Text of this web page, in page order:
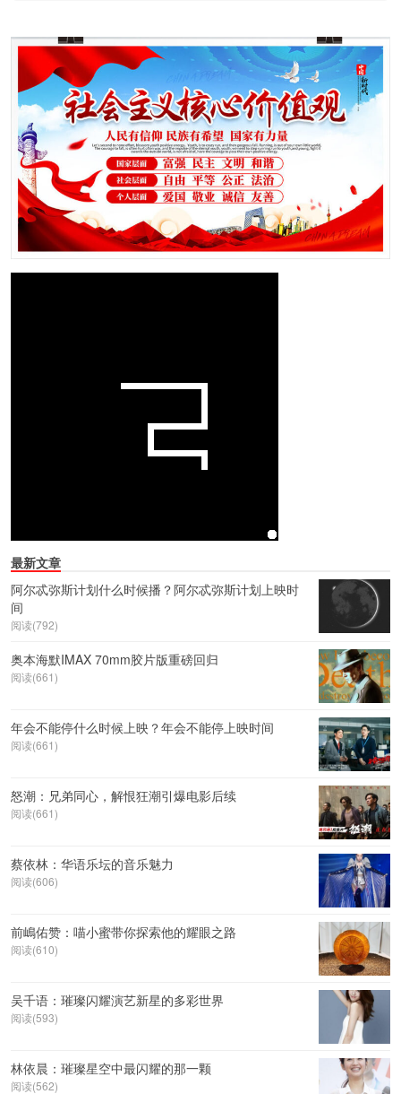
最新文章
阿尔忒弥斯计划什么时候播？阿尔忒弥斯计划上映时
间
阅读(792)
奥本海默IMAX 70mm胶片版重磅回归
阅读(661)
年会不能停什么时候上映？年会不能停上映时间
阅读(661)
怒潮：兄弟同心，解恨狂潮引爆电影后续
阅读(661)
蔡依林：华语乐坛的音乐魅力
阅读(606)
前嶋佑赞：喵小蜜带你探索他的耀眼之路
阅读(610)
吴千语：璀璨闪耀演艺新星的多彩世界
阅读(593)
林依晨：璀璨星空中最闪耀的那一颗
阅读(562)